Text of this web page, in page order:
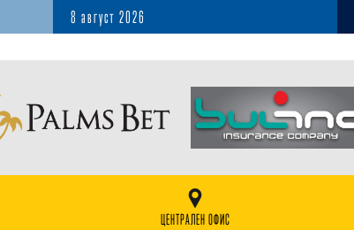
8 август 2026
ЦЕНТРАЛЕН ОФИС